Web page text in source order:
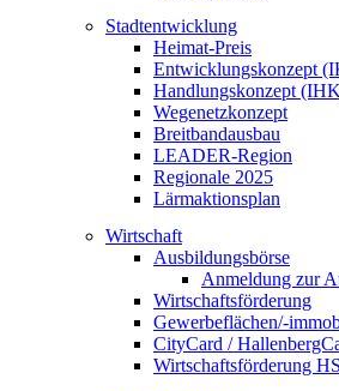
Stadtentwicklung
Heimat-Preis
Entwicklungskonzept
Handlungskonzept
Wegenetzkonzept
Breitbandausbau
LEADER-Region
Regionale 2025
Lärmaktionsplan
Wirtschaft
Ausbildungsbörse
Anmeldung zur
Wirtschaftsförderung
Gewerbeflächen/-
CityCard /
Wirtschaftsförderung